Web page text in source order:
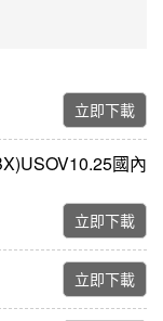
立即下載
國內
立即下載
立即下載